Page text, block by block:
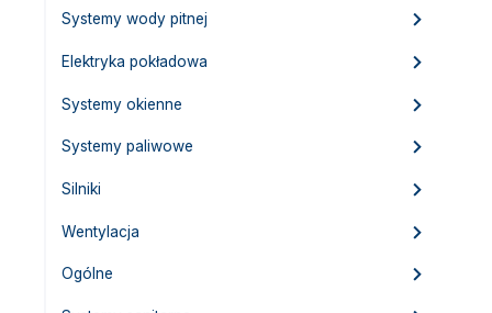
Systemy wody pitnej
Elektryka pokładowa
Systemy okienne
Systemy paliwowe
Silniki
Wentylacja
Ogólne